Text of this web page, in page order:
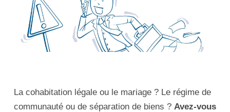
La cohabitation légale ou le mariage ? Le régime de
communauté ou de séparation de biens ? Avez-vous